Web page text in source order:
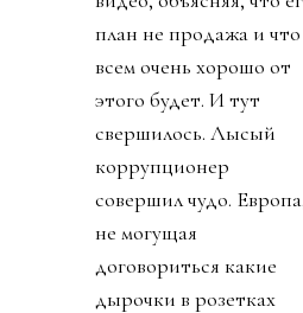
«бойкот».
День 3. Поняв, что
запахло жареным, по-
прежнему прячась за
закрытыми комментами
диктатор, в лучших
традициях маньяка-
потрошителя вышел с
видео, объясняя, что его